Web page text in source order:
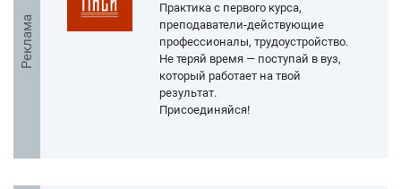
Реклама
Практика с первого курса,
преподаватели-действующие
профессионалы, трудоустройство.
Не теряй время — поступай в вуз,
который работает на твой
результат.
Присоединяйся!